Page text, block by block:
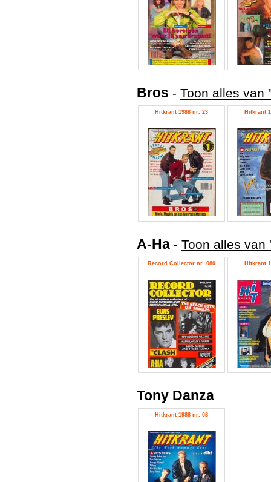
Bros - Toon alles van
Hitkrant 1988 nr. 23 Hitkrant
A-Ha - Toon alles van
Record Collector nr. 080 Hitkrant
Tony Danza
Hitkrant 1988 nr. 08